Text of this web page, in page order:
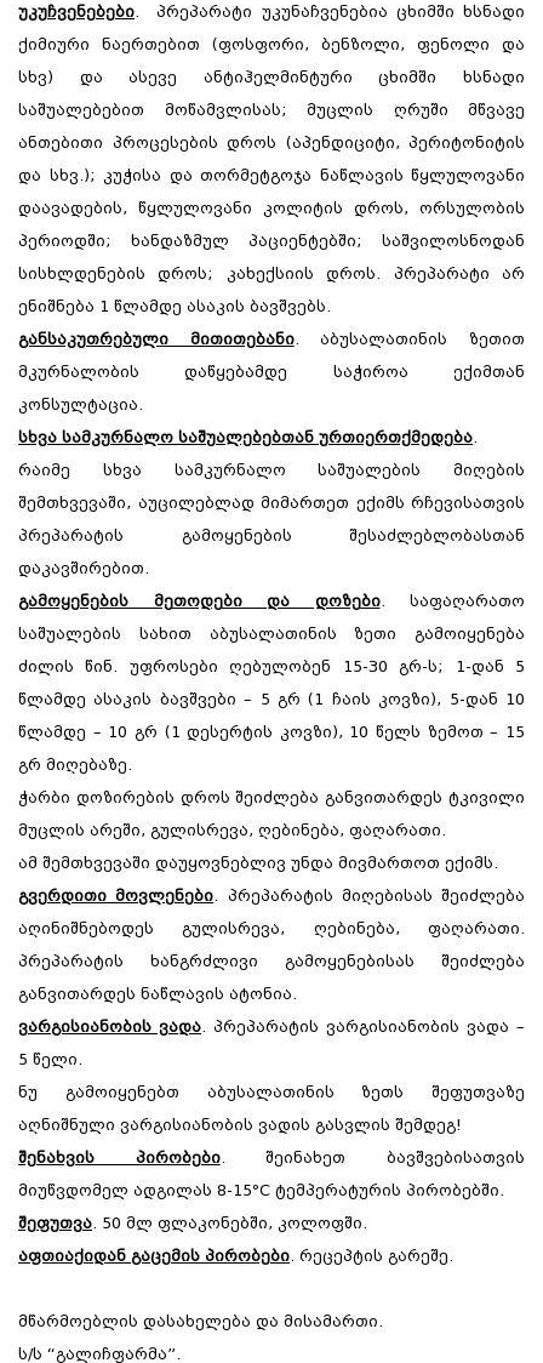
უკუჩვენებები. პრეპარატი უკუნაჩვენებია ცხიმში ხსნადი
ქიმიური ნაერთებით (ფოსფორი, ბენზოლი, ფენოლი და
სხვ) და ასევე ანტიჰელმინტური ცხიმში ხსნადი
საშუალებებით მოწამვლისას; მუცლის ღრუში მწვავე
ანთებითი პროცესების დროს (აპენდიციტი, პერიტონიტის
და სხვ.); კუჭისა და თორმეტგოჯა ნაწლავის წყლულოვანი
დაავადების, წყლულოვანი კოლიტის დროს, ორსულობის
პერიოდში; ხანდაზმულ პაციენტებში; საშვილოსნოდან
სისხლდენების დროს; კახექსიის დროს. პრეპარატი არ
ენიშნება 1 წლამდე ასაკის ბავშვებს.
განსაკუთრებული მითითებანი. აბუსალათინის ზეთით
მკურნალობის დაწყებამდე საჭიროა ექიმთან
კონსულტაცია.
სხვა სამკურნალო საშუალებებთან ურთიერთქმედება.
რაიმე სხვა სამკურნალო საშუალების მიღების
შემთხვევაში, აუცილებლად მიმართეთ ექიმს რჩევისათვის
პრეპარატის გამოყენების შესაძლებლობასთან
დაკავშირებით.
გამოყენების მეთოდები და დოზები. საფაღარათო
საშუალების სახით აბუსალათინის ზეთი გამოიყენება
ძილის წინ. უფროსები ღებულობენ 15-30 გრ-ს; 1-დან 5
წლამდე ასაკის ბავშვები – 5 გრ (1 ჩაის კოვზი), 5-დან 10
წლამდე – 10 გრ (1 დესერტის კოვზი), 10 წელს ზემოთ – 15
გრ მიღებაზე.
ჭარბი დოზირების დროს შეიძლება განვითარდეს ტკივილი
მუცლის არეში, გულისრევა, ღებინება, ფაღარათი.
ამ შემთხვევაში დაუყოვნებლივ უნდა მივმართოთ ექიმს.
გვერდითი მოვლენები. პრეპარატის მიღებისას შეიძლება
აღინიშნებოდეს გულისრევა, ღებინება, ფაღარათი.
პრეპარატის ხანგრძლივი გამოყენებისას შეიძლება
განვითარდეს ნაწლავის ატონია.
ვარგისიანობის ვადა. პრეპარატის ვარგისიანობის ვადა –
5 წელი.
ნუ გამოიყენებთ აბუსალათინის ზეთს შეფუთვაზე
აღნიშნული ვარგისიანობის ვადის გასვლის შემდეგ!
შენახვის პირობები. შეინახეთ ბავშვებისათვის
მიუწვდომელ ადგილას 8-15°C ტემპერატურის პირობებში.
შეფუთვა. 50 მლ ფლაკონებში, კოლოფში.
აფთიაქიდან გაცემის პირობები. რეცეპტის გარეშე.
მწარმოებლის დასახელება და მისამართი.
ს/ს “გალიჩფარმა”.